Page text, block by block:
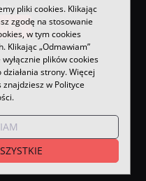
pliki cookies. Klikając
zgodę na stosowanie
w tym cookies
Klikając „Odmawiam”
plików cookies
strony. Więcej
w Polityce